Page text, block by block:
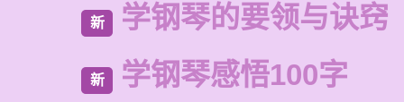
新 学钢琴的要领与诀窍
新 学钢琴感悟100字